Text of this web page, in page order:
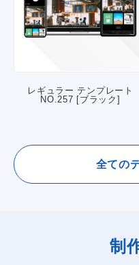
レギュラー テンプレート
NO.257 [ブラック]
全ての
制